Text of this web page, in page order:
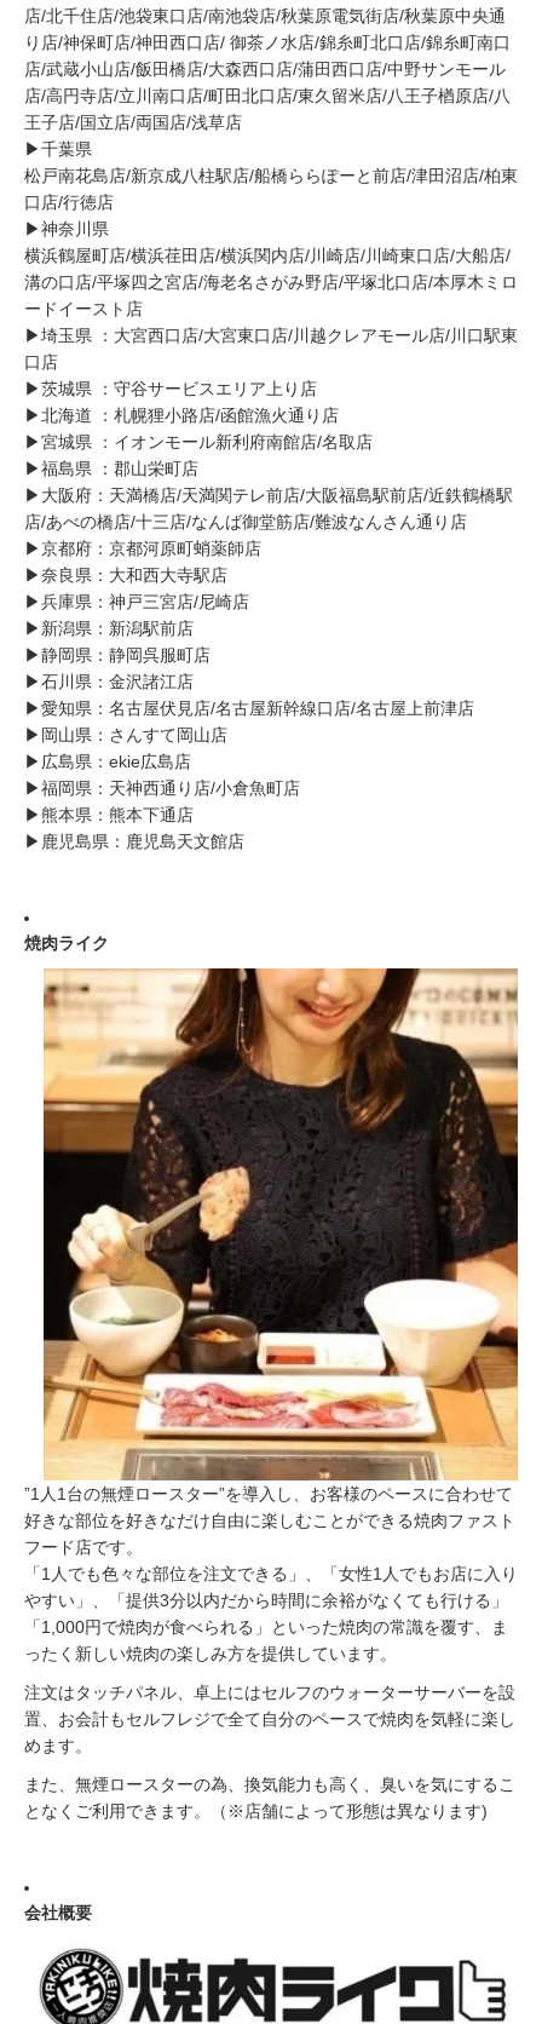
店/北千住店/池袋東口店/南池袋店/秋葉原電気街店/秋葉原中央通
り店/神保町店/神田西口店/ 御茶ノ水店/錦糸町北口店/錦糸町南口
店/武蔵小山店/飯田橋店/大森西口店/蒲田西口店/中野サンモール
店/高円寺店/立川南口店/町田北口店/東久留米店/八王子楢原店/八
王子店/国立店/両国店/浅草店
▶︎千葉県
松戸南花島店/新京成八柱駅店/船橋ららぽーと前店/津田沼店/柏東
口店/行徳店
▶︎神奈川県
横浜鶴屋町店/横浜荏田店/横浜関内店/川崎店/川崎東口店/大船店/
溝の口店/平塚四之宮店/海老名さがみ野店/平塚北口店/本厚木ミロ
ードイースト店
▶︎埼玉県 ：大宮西口店/大宮東口店/川越クレアモール店/川口駅東
口店
▶︎茨城県 ：守谷サービスエリア上り店
▶︎北海道 ：札幌狸小路店/函館漁火通り店
▶︎宮城県 ：イオンモール新利府南館店/名取店
▶︎福島県 ：郡山栄町店
▶︎大阪府：天満橋店/天満関テレ前店/大阪福島駅前店/近鉄鶴橋駅
店/あべの橋店/十三店/なんば御堂筋店/難波なんさん通り店
▶︎京都府：京都河原町蛸薬師店
▶︎奈良県：大和西大寺駅店
▶︎兵庫県：神戸三宮店/尼崎店
▶︎新潟県：新潟駅前店
▶︎静岡県：静岡呉服町店
▶︎石川県：金沢諸江店
▶︎愛知県：名古屋伏見店/名古屋新幹線口店/名古屋上前津店
▶︎岡山県：さんすて岡山店
▶︎広島県：ekie広島店
▶︎福岡県：天神西通り店/小倉魚町店
▶︎熊本県：熊本下通店
▶︎鹿児島県：鹿児島天文館店
焼肉ライク
”1人1台の無煙ロースター”を導入し、お客様のペースに合わせて
好きな部位を好きなだけ自由に楽しむことができる焼肉ファスト
フード店です。
「1人でも色々な部位を注文できる」、「女性1人でもお店に入り
やすい」、「提供3分以内だから時間に余裕がなくても行ける」
「1,000円で焼肉が食べられる」といった焼肉の常識を覆す、ま
ったく新しい焼肉の楽しみ方を提供しています。
注文はタッチパネル、卓上にはセルフのウォーターサーバーを設
置、お会計もセルフレジで全て自分のペースで焼肉を気軽に楽し
めます。
また、無煙ロースターの為、換気能力も高く、臭いを気にするこ
となくご利用できます。（※店舗によって形態は異なります)
会社概要